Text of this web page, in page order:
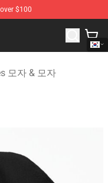
$100
Strokes Merchandise
모자 & 모자